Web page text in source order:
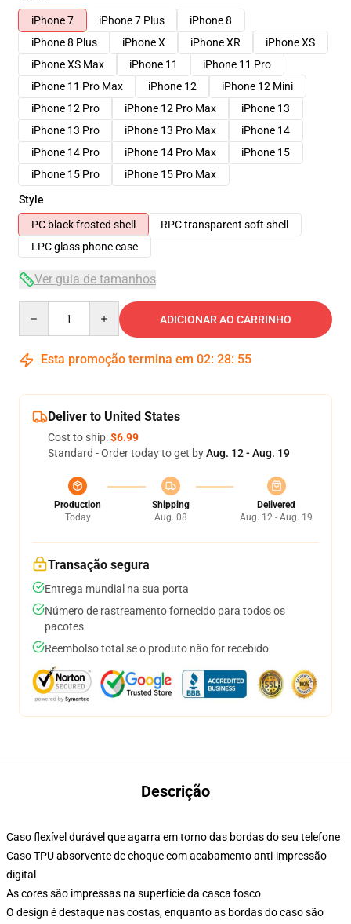
iPhone 7
iPhone 7 Plus
iPhone 8
iPhone 8 Plus
iPhone X iPhone XR
iPhone XS
iPhone XS Max
iPhone 11
iPhone 11 Pro
iPhone 11 Pro Max
iPhone 12
iPhone 12 Mini
iPhone 12 Pro
iPhone 12 Pro Max
iPhone 13
iPhone 13 Pro
iPhone 13 Pro Max
iPhone 14
iPhone 14 Pro
iPhone 14 Pro Max
iPhone 15
iPhone 15 Pro
iPhone 15 Pro Max
Style
PC black frosted shell
RPC transparent soft shell
LPC glass phone case
Ver guia de tamanhos
ADICIONAR AO CARRINHO
Esta promoção termina em 02: 28: 54
Deliver to United States
Cost to ship:$6.99
Standard - Order today to get byAug. 12 - Aug. 19
Production
Today
Shipping
Aug. 08
Delivered
Aug. 12 - Aug. 19
Transação segura
Entrega mundial na sua porta
Número de rastreamento fornecido para todos os
pacotes
Reembolso total se o produto não for recebido
Descrição
Caso flexível durável que agarra em torno das bordas do seu telefone
Caso TPU absorvente de choque com acabamento anti-impressão
digital
As cores são impressas na superfície da casca fosco
O design é destaque nas costas, enquanto as bordas do caso são